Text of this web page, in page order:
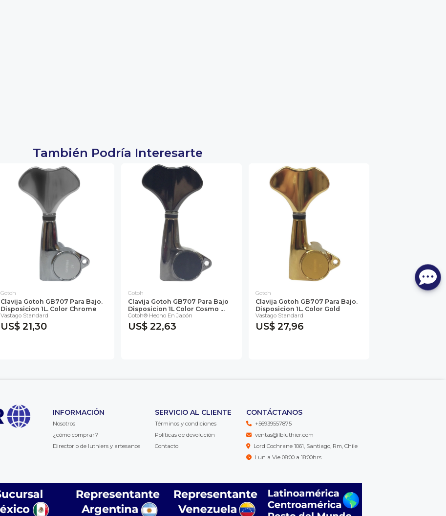
También Podría Interesarte
Gotoh
Clavija Gotoh GB707 Para Bajo.
Disposicion 1L. Color Chrome
Vastago Standard
US$ 21,30
Gotoh
Clavija Gotoh GB707 Para Bajo
Disposicion 1L Color Cosmo ...
Gotoh® Hecho En Japón
US$ 22,63
Gotoh
Clavija Gotoh GB707 Para Bajo.
Disposicion 1L. Color Gold
Vastago Standard
US$ 27,96
INFORMACIÓN
Nosotros
¿cómo comprar?
Directorio de luthiers y artesanos
SERVICIO AL CLIENTE
Términos y condiciones
Políticas de devolución
Contacto
CONTÁCTANOS
+56939557875
ventas@lbluthier.com
Lord Cochrane 1061, Santiago, Rm, Chile
Lun a Vie 08:00 a 18:00hrs